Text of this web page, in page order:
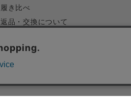
履き比べ
返品・交換について
お問い合わせ